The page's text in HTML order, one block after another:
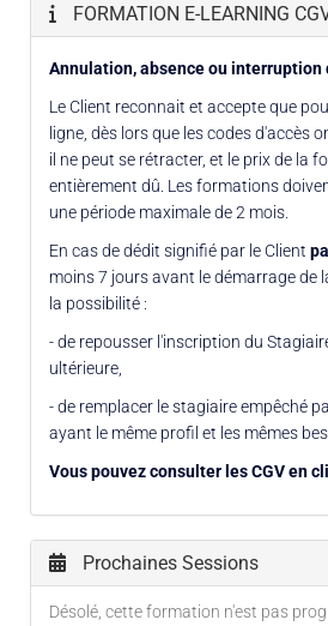
FORMATION E-LEARNING
Annulation, absence ou interruption
Le Client reconnait et accepte que
ligne, dès lors que les codes d'accès
il ne peut se rétracter, et le prix de la
entièrement dû. Les formations
une période maximale de 2 mois.
En cas de dédit signifié par le Client
moins 7 jours avant le démarrage de
la possibilité :
- de repousser l'inscription du
ultérieure,
- de remplacer le stagiaire empêché
ayant le même profil et les mêmes
Vous pouvez consulter les CGV en
Prochaines Sessions
Désolé, cette formation n'est pas